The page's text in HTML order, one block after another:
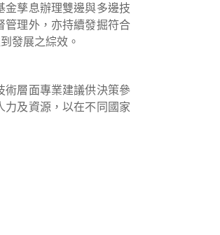
金孳息辦理雙邊與多邊技
管理外，亦持續發掘符合
發展之綜效。
術層面專業建議供決策參
及資源，以在不同國家